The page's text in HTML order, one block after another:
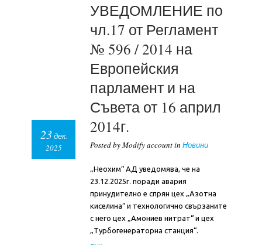
УВЕДОМЛЕНИЕ по
чл.17 от Регламент
№ 596 / 2014 на
Европейския
парламент и на
Съвета от 16 април
2014г.
Posted by Modify account in Новини
23дек.
2025
„Неохим“ АД уведомява, че на
23.12.2025г. поради авария
принудително е спрян цех „Азотна
киселина“ и технологично свързаните
с него цех „Амониев нитрат“ и цех
„Турбогенераторна станция“.